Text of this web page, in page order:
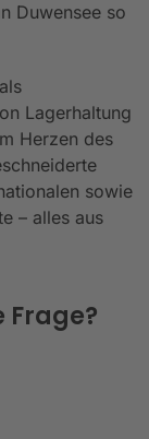
Duwensee so
Lagerhaltung
Herzen des
sowie
– alles aus
Frage?